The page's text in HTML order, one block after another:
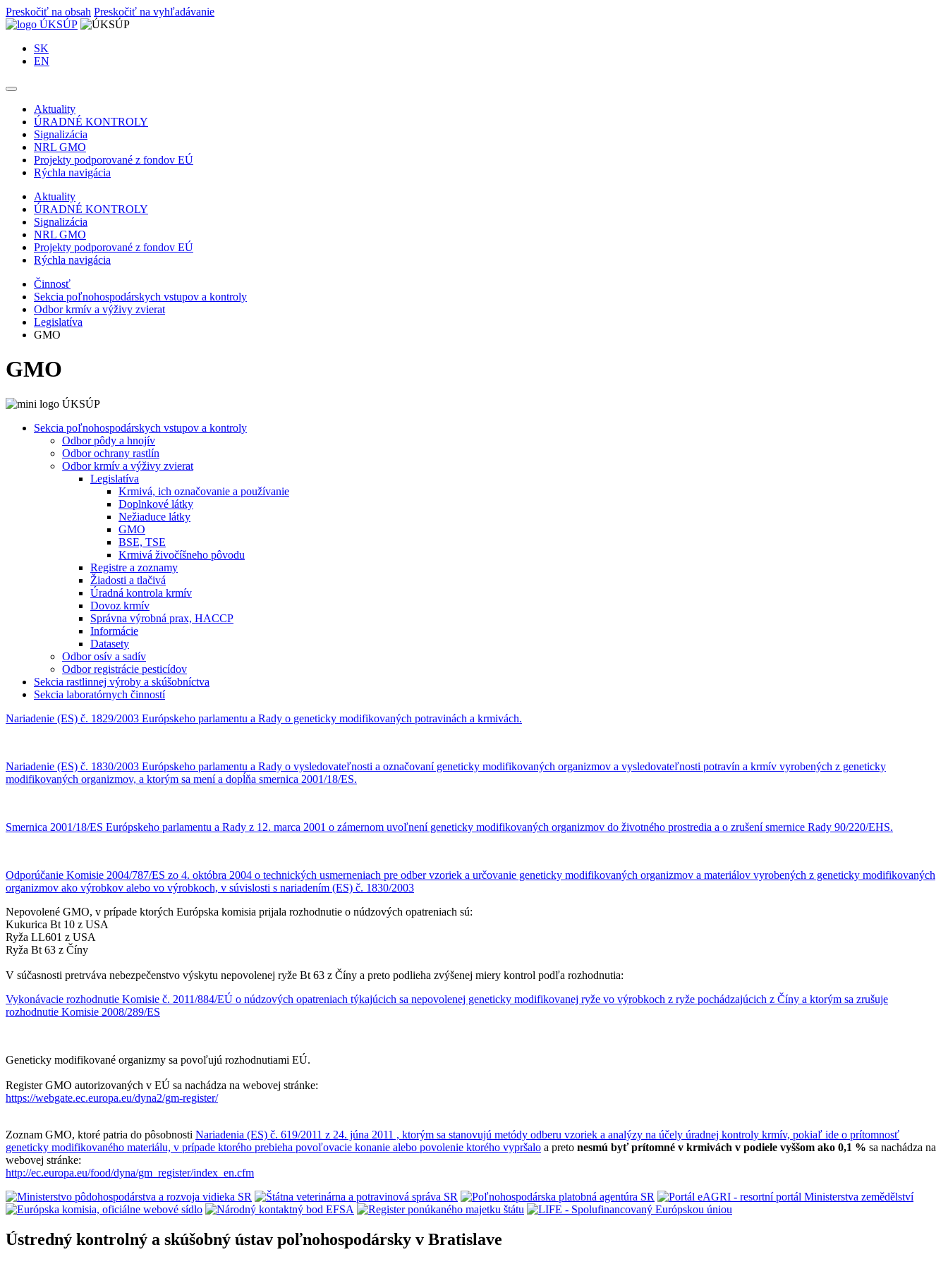
Preskočiť na obsah Preskočiť na vyhľadávanie
SK
EN
Aktuality
ÚRADNÉ KONTROLY
Signalizácia
NRL GMO
Projekty podporované z fondov EÚ
Rýchla navigácia
Aktuality
ÚRADNÉ KONTROLY
Signalizácia
NRL GMO
Projekty podporované z fondov EÚ
Rýchla navigácia
Činnosť
Sekcia poľnohospodárskych vstupov a kontroly
Odbor krmív a výživy zvierat
Legislatíva
GMO
GMO
Sekcia poľnohospodárskych vstupov a kontroly
Odbor pôdy a hnojív
Odbor ochrany rastlín
Odbor krmív a výživy zvierat
Legislatíva
Krmivá, ich označovanie a používanie
Doplnkové látky
Nežiaduce látky
GMO
BSE, TSE
Krmivá živočíšneho pôvodu
Registre a zoznamy
Žiadosti a tlačivá
Úradná kontrola krmív
Dovoz krmív
Správna výrobná prax, HACCP
Informácie
Datasety
Odbor osív a sadív
Odbor registrácie pesticídov
Sekcia rastlinnej výroby a skúšobníctva
Sekcia laboratórnych činností
Nariadenie (ES) č. 1829/2003 Európskeho parlamentu a Rady o geneticky modifikovaných potravinách a krmivách.
Nariadenie (ES) č. 1830/2003 Európskeho parlamentu a Rady o vysledovateľnosti a označovaní geneticky modifikovaných organizmov a vysledovateľnosti potravín a krmív vyrobených z geneticky
modifikovaných organizmov, a ktorým sa mení a dopĺňa smernica 2001/18/ES.
Smernica 2001/18/ES Európskeho parlamentu a Rady z 12. marca 2001 o zámernom uvoľnení geneticky modifikovaných organizmov do životného prostredia a o zrušení smernice Rady 90/220/EHS.
Odporúčanie Komisie 2004/787/ES zo 4. októbra 2004 o technických usmerneniach pre odber vzoriek a určovanie geneticky modifikovaných organizmov a materiálov vyrobených z geneticky modifikovaných
organizmov ako výrobkov alebo vo výrobkoch, v súvislosti s nariadením (ES) č. 1830/2003
Nepovolené GMO, v prípade ktorých Európska komisia prijala rozhodnutie o núdzových opatreniach sú:
Kukurica Bt 10 z USA
Ryža LL601 z USA
Ryža Bt 63 z Číny
V súčasnosti pretrváva nebezpečenstvo výskytu nepovolenej ryže Bt 63 z Číny a preto podlieha zvýšenej miery kontrol podľa rozhodnutia:
Vykonávacie rozhodnutie Komisie č. 2011/884/EÚ o núdzových opatreniach týkajúcich sa nepovolenej geneticky modifikovanej ryže vo výrobkoch z ryže pochádzajúcich z Číny a ktorým sa zrušuje
rozhodnutie Komisie 2008/289/ES
Geneticky modifikované organizmy sa povoľujú rozhodnutiami EÚ.
Register GMO autorizovaných v EÚ sa nachádza na webovej stránke:
https://webgate.ec.europa.eu/dyna2/gm-register/
Zoznam GMO, ktoré patria do pôsobnosti Nariadenia (ES) č. 619/2011 z 24. júna 2011 , ktorým sa stanovujú metódy odberu vzoriek a analýzy na účely úradnej kontroly krmív, pokiaľ ide o prítomnosť
geneticky modifikovaného materiálu, v prípade ktorého prebieha povoľovacie konanie alebo povolenie ktorého vypršalo a preto nesmú byť prítomné v krmivách v podiele vyššom ako 0,1 % sa nachádza na
webovej stránke:
http://ec.europa.eu/food/dyna/gm_register/index_en.cfm
Ústredný kontrolný a skúšobný ústav poľnohospodársky v Bratislave